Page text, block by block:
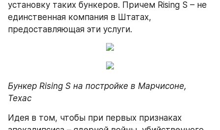
установку таких бункеров. Причем Rising S – не
единственная компания в Штатах,
предоставляющая эти услуги.
Бункер Rising S на постройке в Марчисоне,
Техас
Идея в том, чтобы при первых признаках